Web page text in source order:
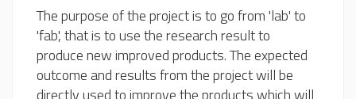
The purpose of the project is to go from 'lab' to
'fab', that is to use the research result to
produce new improved products. The expected
outcome and results from the project will be